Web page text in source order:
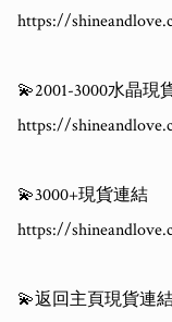
https://
💫2001-3000水晶現
https://
💫3000+現貨連結
https://
💫返回主頁現貨連